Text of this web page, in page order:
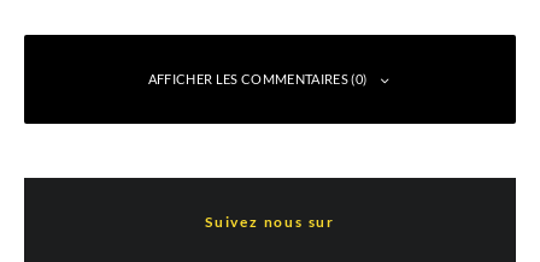
AFFICHER LES COMMENTAIRES (0)
Suivez nous sur